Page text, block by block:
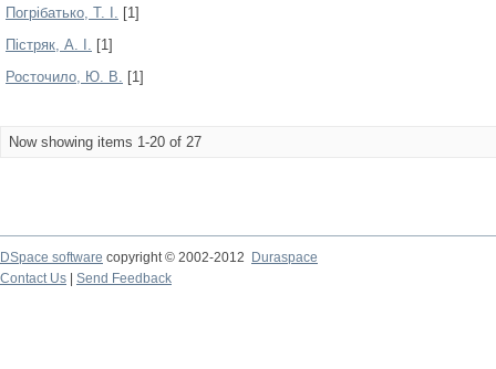
Погрібатько, Т. І. [1]
Пістряк, А. І. [1]
Росточило, Ю. В. [1]
Now showing items 1-20 of 27
DSpace software copyright © 2002-2012
Duraspace
Contact Us
Send Feedback